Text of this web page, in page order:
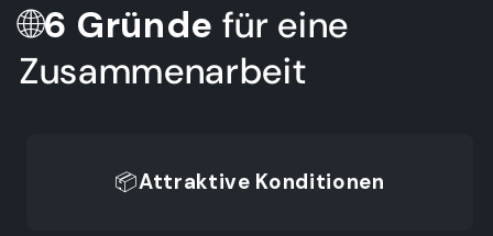
🌐6 Gründe für eine
Zusammenarbeit
📦Attraktive Konditionen